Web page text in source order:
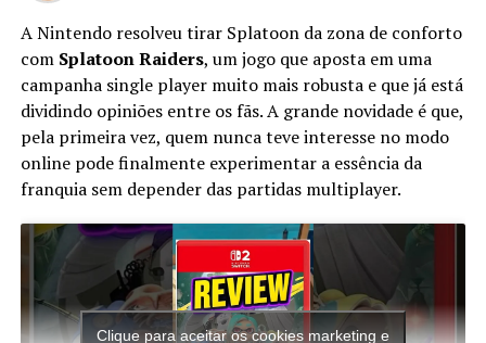
anteriormente foram lançados como DLC, como
também alguns personagens novos, trazendo, no total,
66 personagens jogáveis, o maior número de
personagens em qualquer jogo do Super Smash Bros.
Este é o primeiro jogo desde Hotel Mario em que Mario e
Luigi possuem vocalmente linhas de diálogo completas e
o primeiro jogo tendo Charles Martinet a fazer linhas de
diálogo completas para Mario e Luigi. Alguns dos
personagens receberam atualizações de suas roupas tais
como o Mario tendo o chapéu Cappy de Super Mario
Odyssey acompanhando-o e Link em sua túnica de The
Legend of Zelda: Breath of the Wild.[9] Outros tiveram
A Nintendo resolveu tirar Splatoon da zona de conforto
com Splatoon Raiders, um jogo que aposta em uma
campanha single player muito mais robusta e que já está
dividindo opiniões entre os fãs. A grande novidade é que,
pela primeira vez, quem nunca teve interesse no modo
online pode finalmente experimentar a essência da
franquia sem depender das partidas multiplayer.
Clique para aceitar os cookies marketing e